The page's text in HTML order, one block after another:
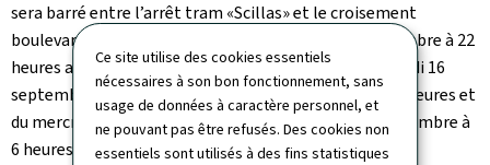
Ce site utilise des cookies essentiels
nécessaires à son bon fonctionnement, sans
usage de données à caractère personnel, et
ne pouvant pas être refusés. Des cookies non
essentiels sont utilisés à des fins statistiques
sera barré entre l’arrêt tram «Scillas» et le croisement
boulevard de Kyiv/rue du 9 mai 1944 du lundi 15 septembre à 22
heures au mardi 16 septembre 2025 à 6 heures, du mardi 16
septembre à 22 heures au mercredi 17 septembre à 6 heures et
du mercredi 17 septembre à 22 heures au jeudi 18 septembre à
6 heures.